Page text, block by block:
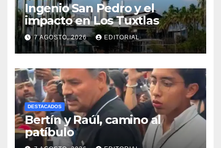
Ingenio San Pedro y el
impacto en Los Tuxtlas
7 AGOSTO, 2026 EDITORIAL
DESTACADOS
Bertín y Raúl, camino al
patíbulo